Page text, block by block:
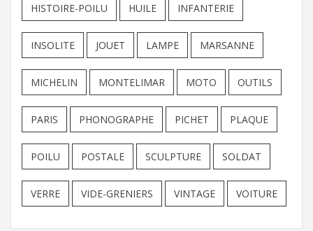
HISTOIRE-POILU HUILE INFANTERIE
INSOLITE JOUET LAMPE MARSANNE
MICHELIN MONTELIMAR MOTO OUTILS
PARIS PHONOGRAPHE PICHET PLAQUE
POILU POSTALE SCULPTURE SOLDAT
VERRE VIDE-GRENIERS VINTAGE VOITURE